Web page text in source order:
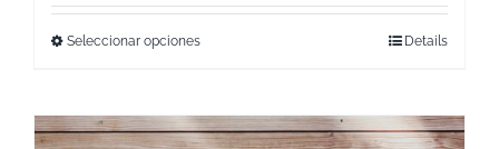
Seleccionar opciones Details